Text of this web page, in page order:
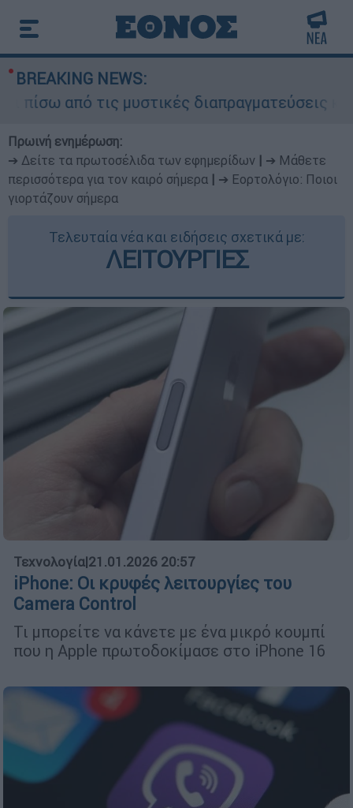
BREAKING NEWS:
τις μυστικές διαπραγματεύσεις και γιατί
Πρωινή ενημέρωση:
➔ Δείτε τα πρωτοσέλιδα των εφημερίδων
➔ Μάθετε
περισσότερα για τον καιρό σήμερα
➔ Εορτολόγιο: Ποιοι
γιορτάζουν σήμερα
Τελευταία νέα και ειδήσεις σχετικά με:
ΛΕΙΤΟΥΡΓΙΕΣ
Τεχνολογία|21.01.2026 20:57
iPhone: Οι κρυφές λειτουργίες του
Camera Control
Τι μπορείτε να κάνετε με ένα μικρό κουμπί
που η Apple πρωτοδοκίμασε στο iPhone 16